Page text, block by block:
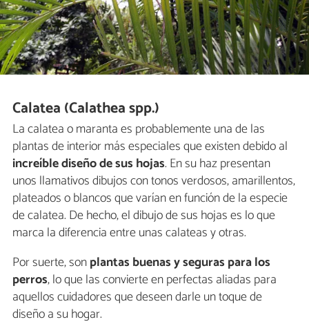
Calatea (Calathea spp.)
La calatea o maranta es probablemente una de las
plantas de interior más especiales que existen debido al
increíble diseño de sus hojas. En su haz presentan
unos llamativos dibujos con tonos verdosos, amarillentos,
plateados o blancos que varían en función de la especie
de calatea. De hecho, el dibujo de sus hojas es lo que
marca la diferencia entre unas calateas y otras.
Por suerte, sonplantas buenas y seguras para los
perros, lo que las convierte en perfectas aliadas para
aquellos cuidadores que deseen darle un toque de
diseño a su hogar.